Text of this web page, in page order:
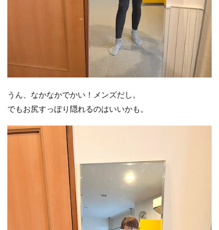
うん、なかなかでかい！メンズだし。
でもお尻すっぽり隠れるのはいいかも。